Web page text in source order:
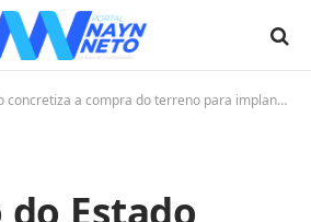
compra do terreno para implantação do distrito industrial de Serra Talhada
Estado